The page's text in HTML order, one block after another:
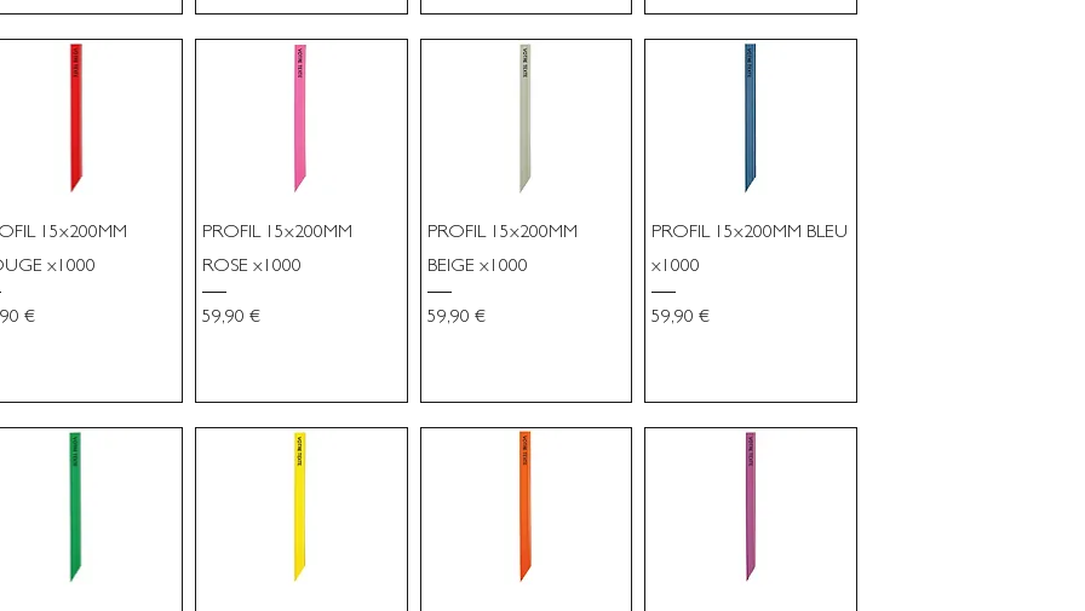
15x200MM
x1000
€
PROFIL 15x200MM
ROSE x1000
Prix
59,90 €
PROFIL 15x200MM
BEIGE x1000
Prix
59,90 €
PROFIL 15x200MM BLEU
x1000
Prix
59,90 €